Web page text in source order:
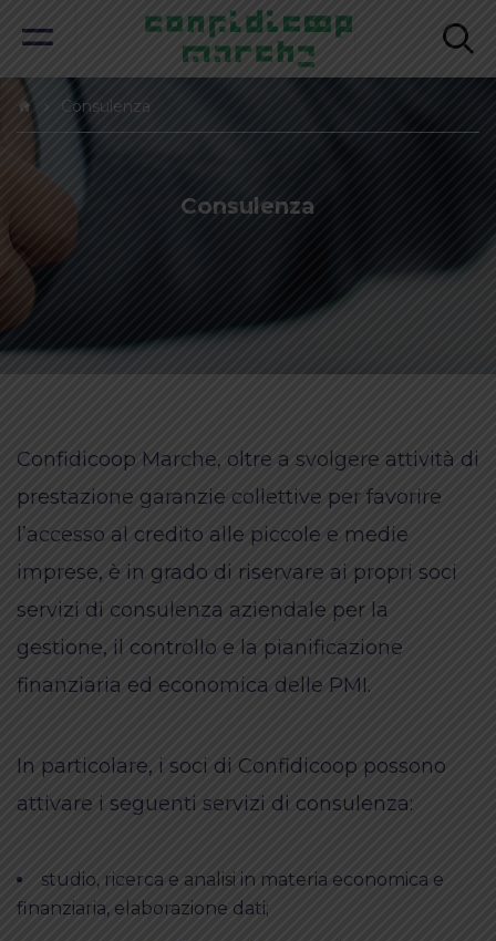
Consulenza
Consulenza
Confidicoop Marche, oltre a svolgere attività di
prestazione garanzie collettive per favorire
l’accesso al credito alle piccole e medie
imprese, è in grado di riservare ai propri soci
servizi di consulenza aziendale per la
gestione, il controllo e la pianificazione
finanziaria ed economica delle PMI.
In particolare, i soci di Confidicoop possono
attivare i seguenti servizi di consulenza:
studio, ricerca e analisi in materia economica e
finanziaria, elaborazione dati;